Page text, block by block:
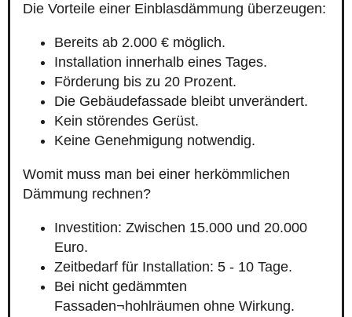
Die Vorteile einer Einblasdämmung überzeugen:
Bereits ab 2.000 € möglich.
Installation innerhalb eines Tages.
Förderung bis zu 20 Prozent.
Die Gebäudefassade bleibt unverändert.
Kein störendes Gerüst.
Keine Genehmigung notwendig.
Womit muss man bei einer herkömmlichen
Dämmung rechnen?
Investition: Zwischen 15.000 und 20.000
Euro.
Zeitbedarf für Installation: 5 - 10 Tage.
Bei nicht gedämmten
Fassaden¬hohlräumen ohne Wirkung.